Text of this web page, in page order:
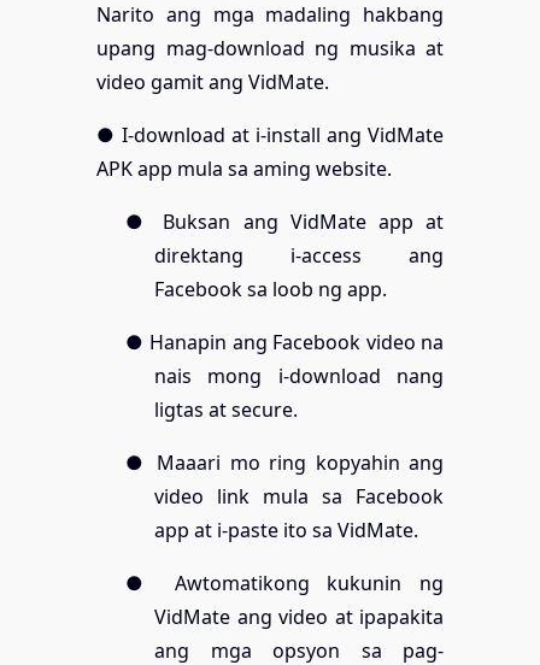
Narito ang mga madaling hakbang
upang mag-download ng musika at
video gamit ang VidMate.
● I-download at i-install ang VidMate
APK app mula sa aming website.
● Buksan ang VidMate app at
direktang i-access ang
Facebook sa loob ng app.
● Hanapin ang Facebook video na
nais mong i-download nang
ligtas at secure.
● Maaari mo ring kopyahin ang
video link mula sa Facebook
app at i-paste ito sa VidMate.
● Awtomatikong kukunin ng
VidMate ang video at ipapakita
ang mga opsyon sa pag-